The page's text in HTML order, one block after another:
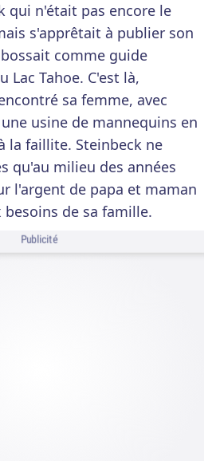
qui n'était pas encore le
s'apprêtait à publier son
comme guide
Tahoe. C'est là,
sa femme, avec
usine de mannequins en
la faillite. Steinbeck ne
qu'au milieu des années
l'argent de papa et maman
de sa famille.
Publicité